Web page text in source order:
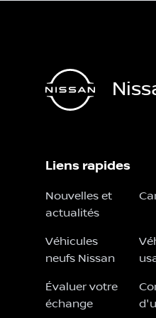
Liens rapides
Nouvelles et
actualités
Véhicules
neufs Nissan
Évaluer votre
échange